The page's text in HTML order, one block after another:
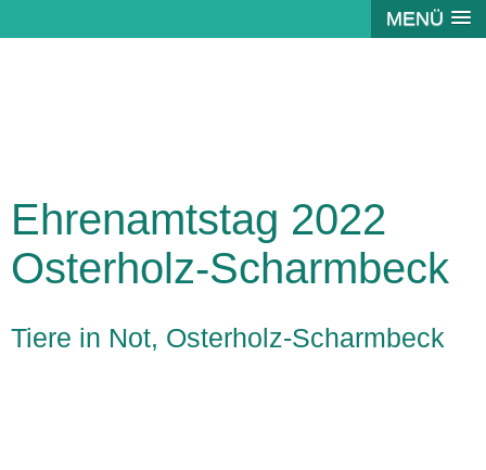
MENÜ
Ehrenamtstag 2022
Osterholz-Scharmbeck
Tiere in Not, Osterholz-Scharmbeck